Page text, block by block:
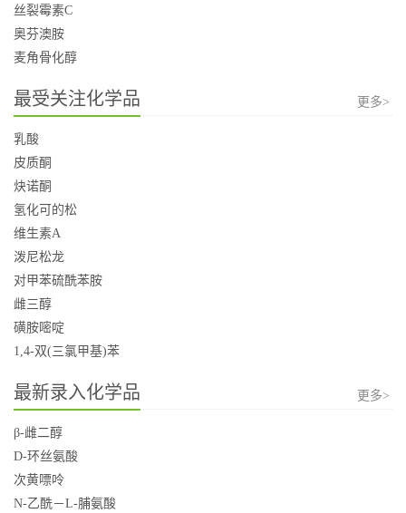
丝裂霉素C
奥芬澳胺
麦角骨化醇
最受关注化学品 更多>
乳酸
皮质酮
炔诺酮
氢化可的松
维生素A
泼尼松龙
对甲苯硫酰苯胺
雌三醇
磺胺嘧啶
1,4-双(三氯甲基)苯
最新录入化学品 更多>
β-雌二醇
D-环丝氨酸
次黄嘌呤
N-乙酰－L-脯氨酸